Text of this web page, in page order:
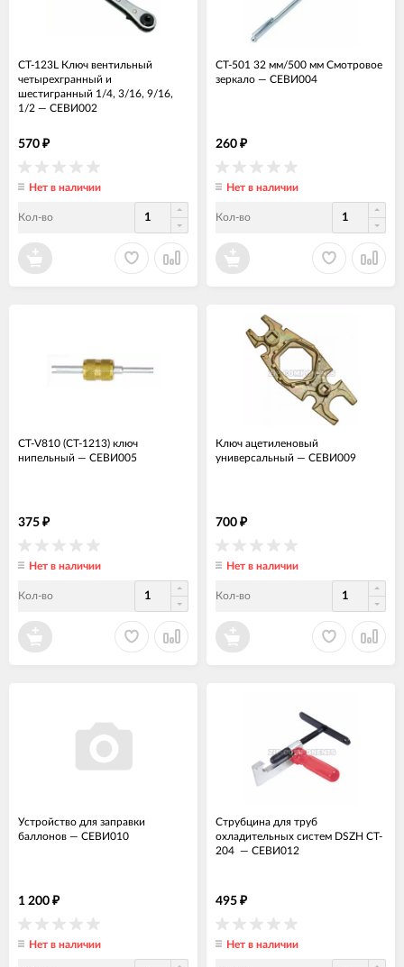
CT-123L Ключ вентильный
четырехгранный и
шестигранный 1/4, 3/16, 9/16,
1/2 — СЕВИ002
570 ₽
Нет в наличии
Кол-во
CT-501 32 мм/500 мм Смотровое
зеркало — СЕВИ004
260 ₽
Нет в наличии
Кол-во
CT-V810 (CT-1213) ключ
нипельный — СЕВИ005
375 ₽
Нет в наличии
Кол-во
Ключ ацетиленовый
универсальный — СЕВИ009
700 ₽
Нет в наличии
Кол-во
Устройство для заправки
баллонов — СЕВИ010
1 200 ₽
Нет в наличии
Струбцина для труб
охладительных систем DSZH CT-
204 — СЕВИ012
495 ₽
Нет в наличии